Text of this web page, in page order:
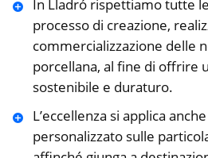
In Lladró rispettiamo tutte
processo di creazione,
commercializzazione delle
porcellana, al fine di offrire
sostenibile e duraturo.
L’eccellenza si applica
personalizzato sulle